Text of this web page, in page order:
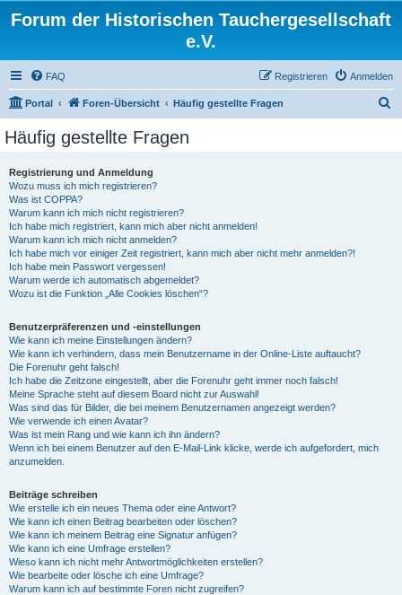
Forum der Historischen Tauchergesellschaft
e.V.
FAQ Anmelden
Registrieren
Portal Foren-Übersicht Häufig gestellte Fragen
Häufig gestellte Fragen
Registrierung und Anmeldung
Wozu muss ich mich registrieren?
Was ist COPPA?
Warum kann ich mich nicht registrieren?
Ich habe mich registriert, kann mich aber nicht anmelden!
Warum kann ich mich nicht anmelden?
Ich habe mich vor einiger Zeit registriert, kann mich aber nicht mehr anmelden?!
Ich habe mein Passwort vergessen!
Warum werde ich automatisch abgemeldet?
Wozu ist die Funktion „Alle Cookies löschen“?
Benutzerpräferenzen und -einstellungen
Wie kann ich meine Einstellungen ändern?
Wie kann ich verhindern, dass mein Benutzername in der Online-Liste auftaucht?
Die Forenuhr geht falsch!
Ich habe die Zeitzone eingestellt, aber die Forenuhr geht immer noch falsch!
Meine Sprache steht auf diesem Board nicht zur Auswahl!
Was sind das für Bilder, die bei meinem Benutzernamen angezeigt werden?
Wie verwende ich einen Avatar?
Was ist mein Rang und wie kann ich ihn ändern?
Wenn ich bei einem Benutzer auf den E-Mail-Link klicke, werde ich aufgefordert, mich
anzumelden.
Beiträge schreiben
Wie erstelle ich ein neues Thema oder eine Antwort?
Wie kann ich einen Beitrag bearbeiten oder löschen?
Wie kann ich meinem Beitrag eine Signatur anfügen?
Wie kann ich eine Umfrage erstellen?
Wieso kann ich nicht mehr Antwortmöglichkeiten erstellen?
Wie bearbeite oder lösche ich eine Umfrage?
Warum kann ich auf bestimmte Foren nicht zugreifen?